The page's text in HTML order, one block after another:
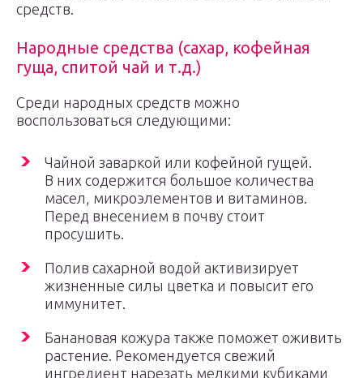
средств.
Народные средства (сахар, кофейная
гуща, спитой чай и т.д.)
Среди народных средств можно
воспользоваться следующими:
Чайной заваркой или кофейной гущей.
В них содержится большое количества
масел, микроэлементов и витаминов.
Перед внесением в почву стоит
просушить.
Полив сахарной водой активизирует
жизненные силы цветка и повысит его
иммунитет.
Банановая кожура также поможет оживить
растение. Рекомендуется свежий
ингредиент нарезать мелкими кубиками